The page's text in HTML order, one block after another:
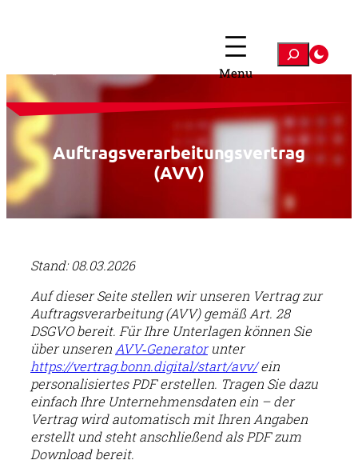
Suchen
Auftragsverarbeitungsvertrag
(AVV)
Stand: 08.03.2026
Auf dieser Seite stellen wir unseren Vertrag zur
Auftragsverarbeitung (AVV) gemäß Art. 28
DSGVO bereit. Für Ihre Unterlagen können Sie
über unserenAVV‑Generatorunter
https://vertrag.bonn.digital/start/avv/ein
personalisiertes PDF erstellen. Tragen Sie dazu
einfach Ihre Unternehmensdaten ein – der
Vertrag wird automatisch mit Ihren Angaben
erstellt und steht anschließend als PDF zum
Download bereit.